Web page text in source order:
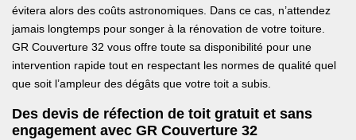
évitera alors des coûts astronomiques. Dans ce cas, n’attendez
jamais longtemps pour songer à la rénovation de votre toiture.
GR Couverture 32 vous offre toute sa disponibilité pour une
intervention rapide tout en respectant les normes de qualité quel
que soit l’ampleur des dégâts que votre toit a subis.
Des devis de réfection de toit gratuit et sans
engagement avec GR Couverture 32